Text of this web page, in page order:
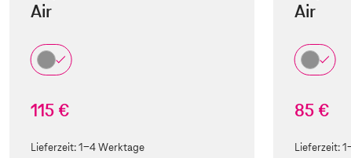
Air
115 €
Lieferzeit:1-4 Werktage
Air
85 €
Lieferzeit: